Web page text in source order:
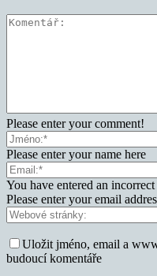
Please enter your comment!
Please enter your name here
You have entered an
Please enter your email
Uložit jméno, email a
budoucí komentáře